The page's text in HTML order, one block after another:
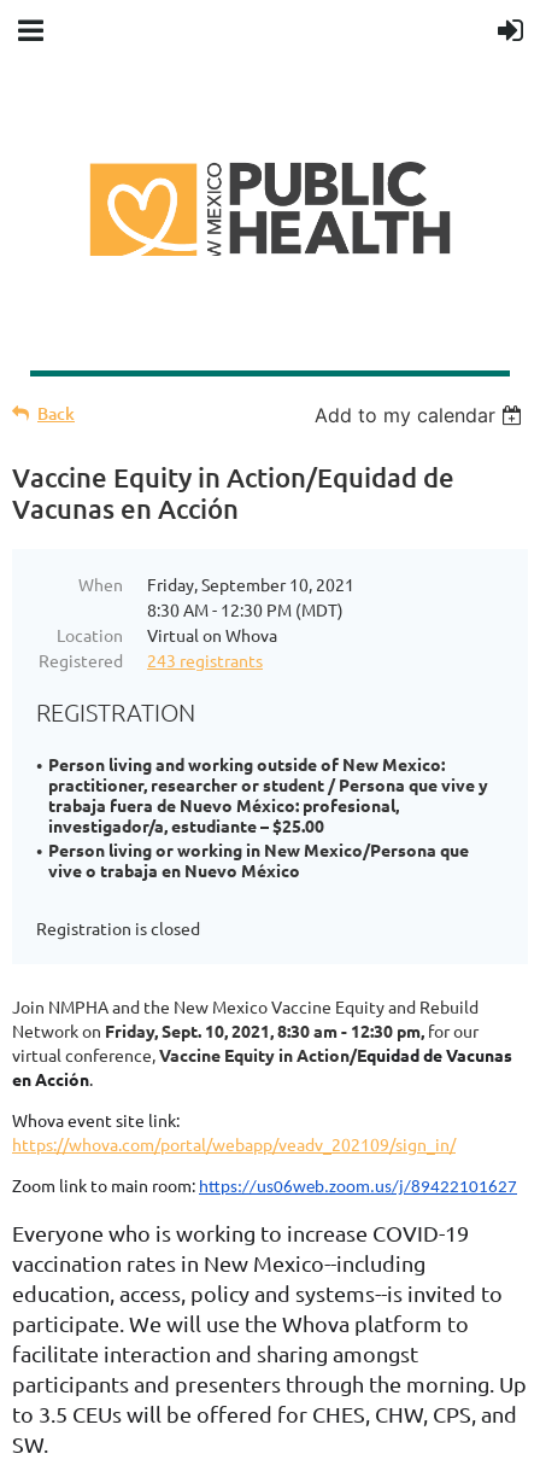
Back Add to my calendar
Vaccine Equity in Action/Equidad de
Vacunas en Acción
When
Friday, September 10, 2021
8:30 AM - 12:30 PM (MDT)
Location
Virtual on Whova
Registered
243 registrants
REGISTRATION
Person living and working outside of New Mexico:
practitioner, researcher or student / Persona que vive y
trabaja fuera de Nuevo México: profesional,
investigador/a, estudiante – $25.00
Person living or working in New Mexico/Persona que
vive o trabaja en Nuevo México
Registration is closed
Join NMPHA and the New Mexico Vaccine Equity and Rebuild
Network on Friday, Sept. 10, 2021, 8:30 am - 12:30 pm, for our
virtual conference,Vaccine Equity in Action/Equidad de Vacunas
en Acción.
Whova event site link:
https://whova.com/portal/webapp/veadv_202109/sign_in/
Zoom link to main room: https://us06web.zoom.us/j/89422101627
Everyone who is working to increase COVID-19
vaccination rates in New Mexico--including
education, access, policy and systems--is invited to
participate. We will use the Whova platform to
facilitate interaction and sharing amongst
participants and presenters through the morning. Up
to 3.5 CEUs will be offered for CHES, CHW, CPS, and
SW.